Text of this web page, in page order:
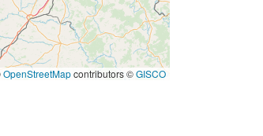
OpenStreetMapcontributors ©GISCO